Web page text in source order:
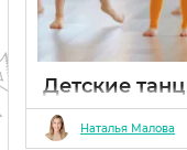
Детские
выбрать
20 02 2024
Наталья Малова